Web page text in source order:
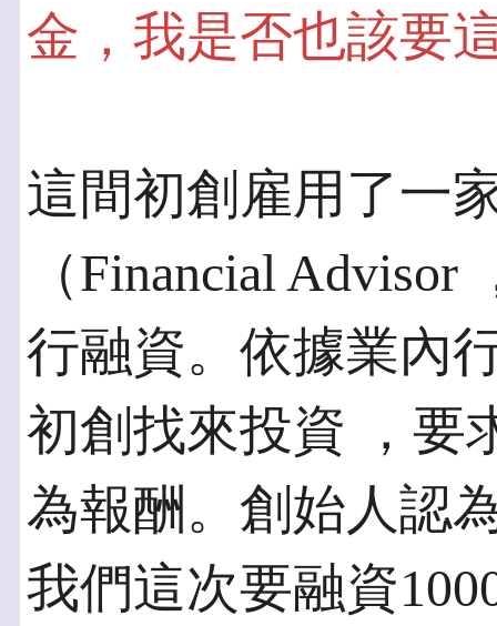
金，我是否也該要
這間初創雇用了一
（Financial
行融資。依據業內
初創找來投資 ，要
為報酬。創始人認
我們這次要融資